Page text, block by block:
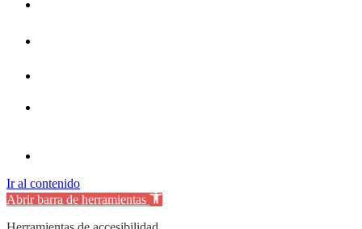
Ir al contenido
Abrir barra de herramientas